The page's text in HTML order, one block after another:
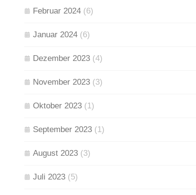
Februar 2024 (6)
Januar 2024 (6)
Dezember 2023 (4)
November 2023 (3)
Oktober 2023 (1)
September 2023 (1)
August 2023 (3)
Juli 2023 (5)